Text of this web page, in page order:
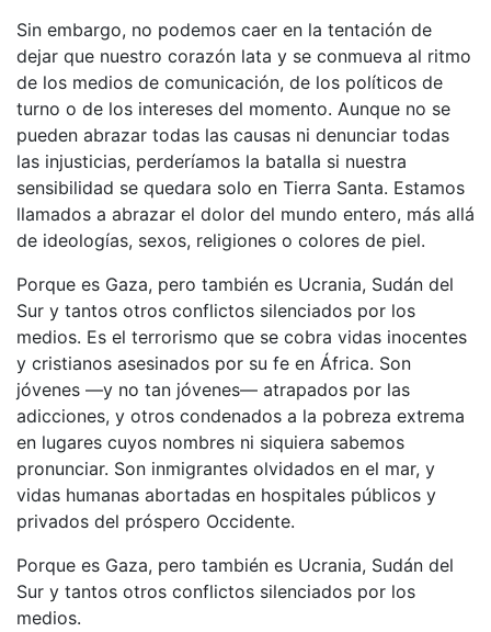
Sin embargo, no podemos caer en la tentación de
dejar que nuestro corazón lata y se conmueva al ritmo
de los medios de comunicación, de los políticos de
turno o de los intereses del momento. Aunque no se
pueden abrazar todas las causas ni denunciar todas
las injusticias, perderíamos la batalla si nuestra
sensibilidad se quedara solo en Tierra Santa. Estamos
llamados a abrazar el dolor del mundo entero, más allá
de ideologías, sexos, religiones o colores de piel.
Porque es Gaza, pero también es Ucrania, Sudán del
Sur y tantos otros conflictos silenciados por los
medios. Es el terrorismo que se cobra vidas inocentes
y cristianos asesinados por su fe en África. Son
jóvenes —y no tan jóvenes— atrapados por las
adicciones, y otros condenados a la pobreza extrema
en lugares cuyos nombres ni siquiera sabemos
pronunciar. Son inmigrantes olvidados en el mar, y
vidas humanas abortadas en hospitales públicos y
privados del próspero Occidente.
Porque es Gaza, pero también es Ucrania, Sudán del
Sur y tantos otros conflictos silenciados por los
medios.